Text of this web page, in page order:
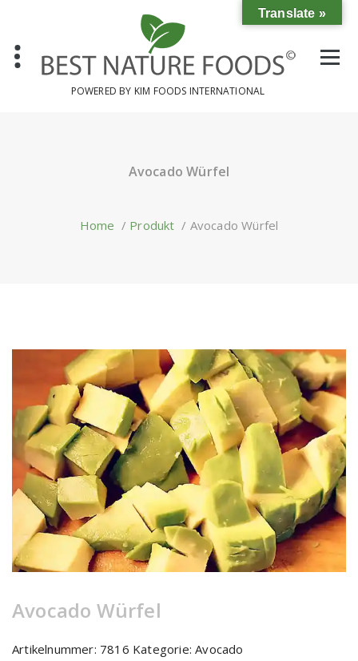
POWERED BY KIM FOODS INTERNATIONAL
Avocado Würfel
Home / Produkt / Avocado Würfel
Avocado Würfel
Artikelnummer: 7816 Kategorie:Avocado
Translate »